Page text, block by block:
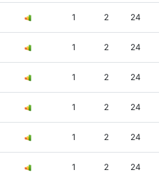
1 2 24
1 2 24
1 2 24
1 2 24
1 2 24
1 2 24